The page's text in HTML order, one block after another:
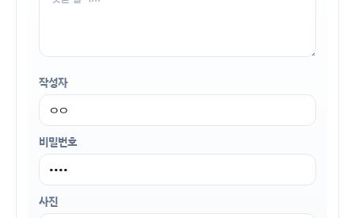
작성자
비밀번호
사진